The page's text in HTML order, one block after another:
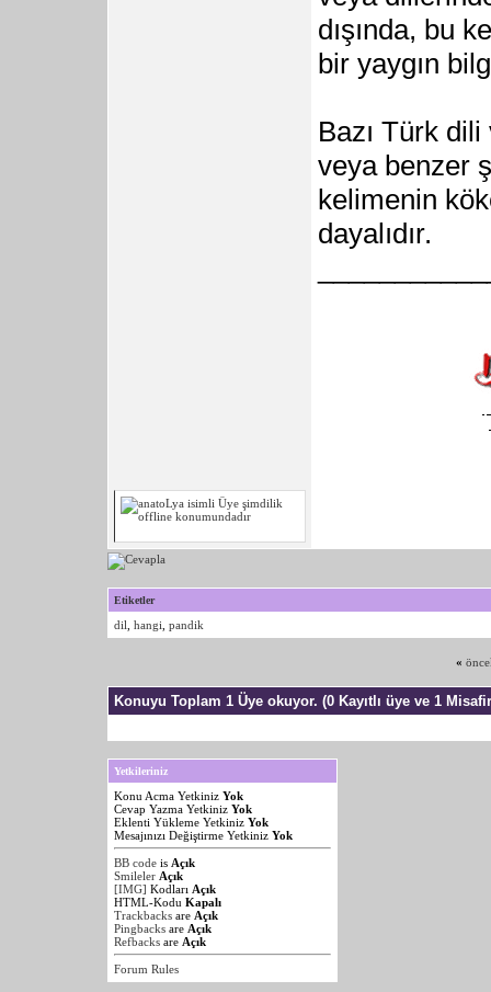
dışında, bu
bir yaygın
Bazı Türk
veya benzer
kelimenin
dayalıdır.
Etiketler
dil hangi pandik
«
Konuyu Toplam 1 Üye okuyor. (0 Kayıtlı üye ve 1
Yetkileriniz
Konu Acma Yetkiniz Yok
Cevap Yazma Yetkiniz Yok
Eklenti Yükleme Yetkiniz Yok
Mesajınızı Değiştirme Yetkiniz Yok
BB code is Açık
Smileler Açık
[IMG] Kodları Açık
HTML-Kodu Kapalı
Trackbacks are Açık
Pingbacks are Açık
Refbacks are Açık
Forum Rules